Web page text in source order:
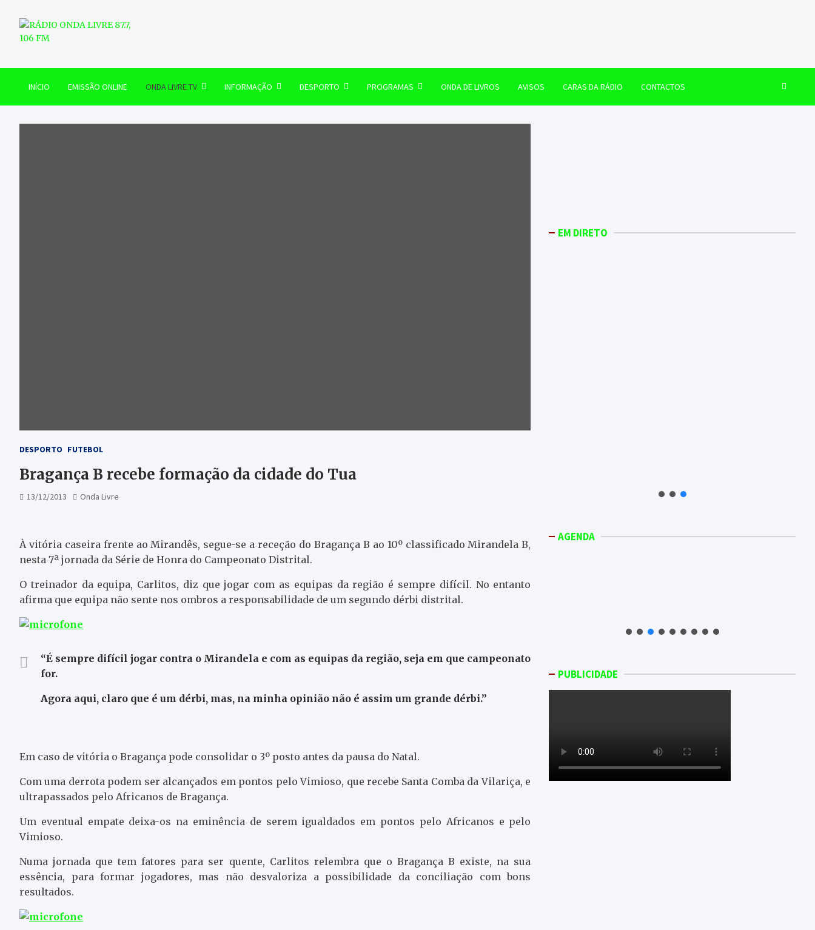
content
RÁDIO ONDA LIVRE 87.7, 106 FM
INÍCIO EMISSÃO ONLINE ONDA LIVRE TV INFORMAÇÃO DESPORTO PROGRAMAS ONDA DE LIVROS AVISOS CARAS DA RÁDIO CONTACTOS
DESPORTO FUTEBOL
Bragança B recebe formação da cidade do Tua
13/12/2013 Onda Livre
À vitória caseira frente ao Mirandês, segue-se a receção do Bragança B ao 10º classificado Mirandela B,
nesta 7ª jornada da Série de Honra do Campeonato Distrital.
O treinador da equipa, Carlitos, diz que jogar com as equipas da região é sempre difícil. No entanto
afirma que equipa não sente nos ombros a responsabilidade de um segundo dérbi distrital.
“É sempre difícil jogar contra o Mirandela e com as equipas da região, seja em que campeonato
for.
Agora aqui, claro que é um dérbi, mas, na minha opinião não é assim um grande dérbi.”
Em caso de vitória o Bragança pode consolidar o 3º posto antes da pausa do Natal.
Com uma derrota podem ser alcançados em pontos pelo Vimioso, que recebe Santa Comba da Vilariça, e
ultrapassados pelo Africanos de Bragança.
Um eventual empate deixa-os na eminência de serem igualdados em pontos pelo Africanos e pelo
Vimioso.
Numa jornada que tem fatores para ser quente, Carlitos relembra que o Bragança B existe, na sua
essência, para formar jogadores, mas não desvaloriza a possibilidade da conciliação com bons
resultados.
EM DIRETO
AGENDA
PUBLICIDADE